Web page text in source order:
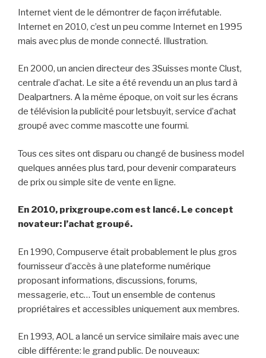
Internet vient de le démontrer de façon irréfutable.
Internet en 2010, c’est un peu comme Internet en 1995
mais avec plus de monde connecté. Illustration.
En 2000, un ancien directeur des 3Suisses monte Clust,
centrale d’achat. Le site a été revendu un an plus tard à
Dealpartners. A la même époque, on voit sur les écrans
de télévision la publicité pour letsbuyit, service d’achat
groupé avec comme mascotte une fourmi.
Tous ces sites ont disparu ou changé de business model
quelques années plus tard, pour devenir comparateurs
de prix ou simple site de vente en ligne.
En 2010, prixgroupe.com est lancé. Le concept
novateur: l’achat groupé.
En 1990, Compuserve était probablement le plus gros
fournisseur d’accès à une plateforme numérique
proposant informations, discussions, forums,
messagerie, etc… Tout un ensemble de contenus
propriétaires et accessibles uniquement aux membres.
En 1993, AOL a lancé un service similaire mais avec une
cible différente: le grand public. De nouveaux: